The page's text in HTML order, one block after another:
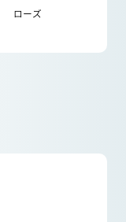
ローズ